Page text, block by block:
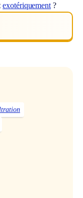
exotériquement ?